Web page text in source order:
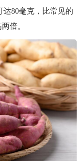
达80毫克，比常见的
倍。